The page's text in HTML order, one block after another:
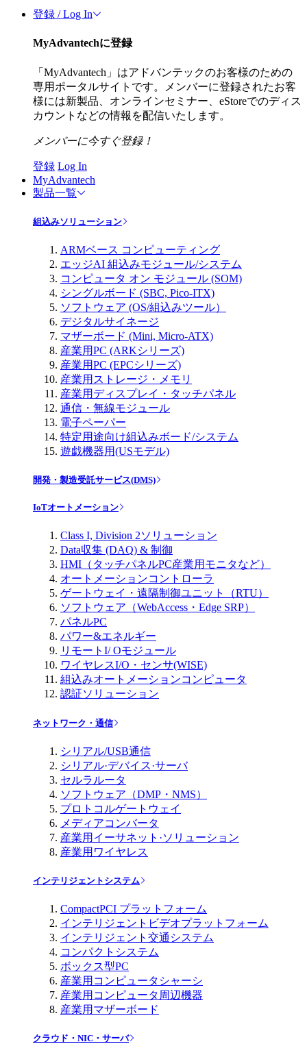
登録 / Log In
MyAdvantechに登録
「MyAdvantech」はアドバンテックのお客様のための
専用ポータルサイトです。メンバーに登録されたお客
様には新製品、オンラインセミナー、eStoreでのディス
カウントなどの情報を配信いたします。
メンバーに今すぐ登録！
登録 Log In
MyAdvantech
製品一覧
組込みソリューション
ARMベース コンピューティング
エッジAI 組込みモジュール/システム
コンピュータ オン モジュール (SOM)
シングルボード (SBC, Pico-ITX)
ソフトウェア (OS/組込みツール）
デジタルサイネージ
マザーボード (Mini, Micro-ATX)
産業用PC (ARKシリーズ)
産業用PC (EPCシリーズ)
産業用ストレージ・メモリ
産業用ディスプレイ・タッチパネル
通信・無線モジュール
電子ペーパー
特定用途向け組込みボード/システム
遊戯機器用(USモデル)
開発・製造受託サービス(DMS)
IoTオートメーション
Class I, Division 2ソリューション
Data収集 (DAQ) & 制御
HMI（タッチパネルPC産業用モニタなど）
オートメーションコントローラ
ゲートウェイ・遠隔制御ユニット（RTU）
ソフトウェア（WebAccess・Edge SRP）
パネルPC
パワー&エネルギー
リモートI/ Oモジュール
ワイヤレスI/O・センサ(WISE)
組込みオートメーションコンピュータ
認証ソリューション
ネットワーク・通信
シリアル/USB通信
シリアル·デバイス·サーバ
セルラルータ
ソフトウェア（DMP・NMS）
プロトコルゲートウェイ
メディアコンバータ
産業用イーサネット·ソリューション
産業用ワイヤレス
インテリジェントシステム
CompactPCI プラットフォーム
インテリジェントビデオプラットフォーム
インテリジェント交通システム
コンパクトシステム
ボックス型PC
産業用コンピュータシャーシ
産業用コンピュータ周辺機器
産業用マザーボード
クラウド・NIC・サーバ